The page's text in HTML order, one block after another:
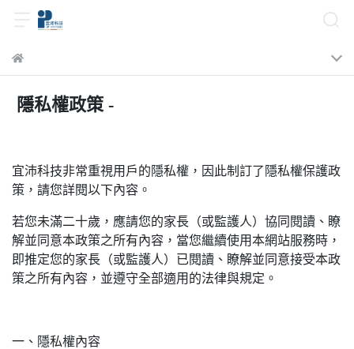
隱私權政策 -
宜沛科技非常重視用戶的隱私權，因此制訂了隱私權保護政
策，請您詳閱以下內容。
若您未滿二十歲，應請您的家長（或監護人）協同閱讀、瞭
解並同意本政策之所有內容，當您繼續使用本網站服務時，
即推定您的家長（或監護人）已閱讀、瞭解並同意接受本政
策之所有內容，並遵守全部適用的法律與規定。
一、隱私權內容